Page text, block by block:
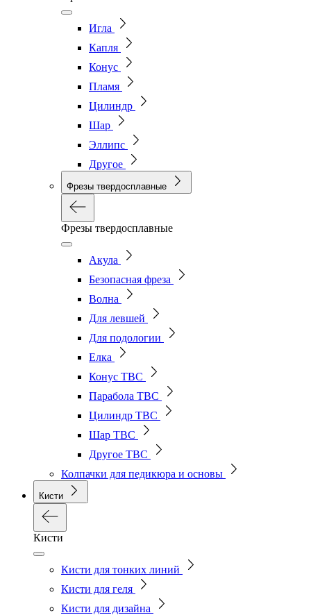
Игла
Капля
Конус
Пламя
Цилиндр
Шар
Эллипс
Другое
Фрезы твердосплавные
Фрезы твердосплавные
Акула
Безопасная фреза
Волна
Для левшей
Для подологии
Елка
Конус ТВС
Парабола ТВС
Цилиндр ТВС
Шар ТВС
Другое ТВС
Колпачки для педикюра и основы
Кисти
Кисти
Кисти для тонких линий
Кисти для геля
Кисти для дизайна